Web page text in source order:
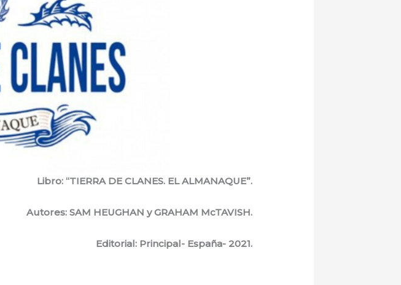
Libro: “TIERRA DE CLANES. EL ALMANAQUE”.
Autores: SAM HEUGHAN y GRAHAM McTAVISH.
Editorial: Principal- España- 2021.